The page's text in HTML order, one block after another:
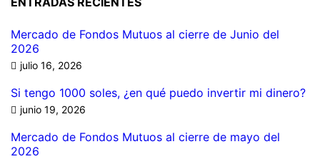
Mercado de Fondos Mutuos al cierre de Junio del
2026
julio 16, 2026
Si tengo 1000 soles, ¿en qué puedo invertir mi dinero?
junio 19, 2026
Mercado de Fondos Mutuos al cierre de mayo del
2026